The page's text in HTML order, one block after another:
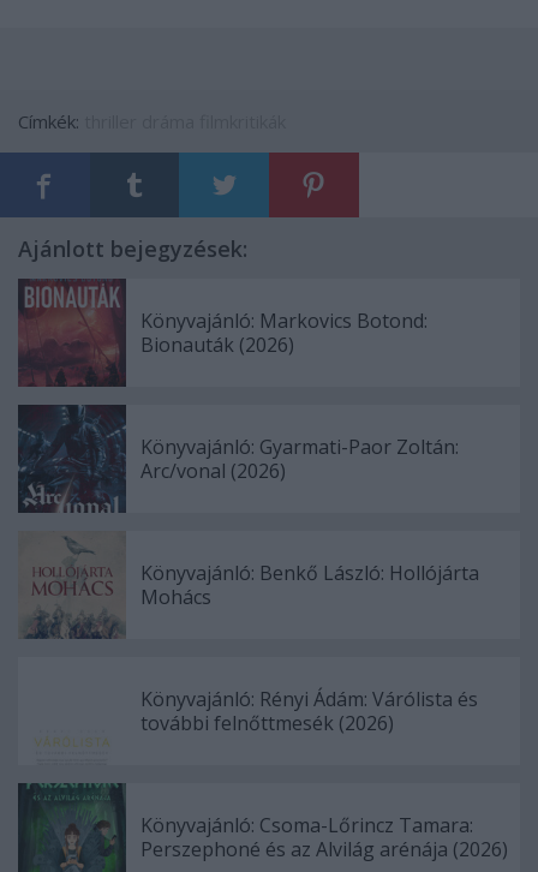
Címkék:
Ajánlott bejegyzések:
Könyvajánló: Markovics Botond:
Bionauták (2026)
Könyvajánló: Gyarmati-Paor Zoltán:
Arc/vonal (2026)
Könyvajánló: Benkő László: Hollójárta
Mohács
Könyvajánló: Rényi Ádám: Várólista és
további felnőttmesék (2026)
Könyvajánló: Csoma-Lőrincz Tamara:
Perszephoné és az Alvilág arénája (2026)